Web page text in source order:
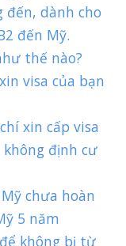
đến, dành cho
đến Mỹ.
thế nào?
visa của bạn
xin cấp visa
định cư
chưa hoàn
5 năm
không bị từ